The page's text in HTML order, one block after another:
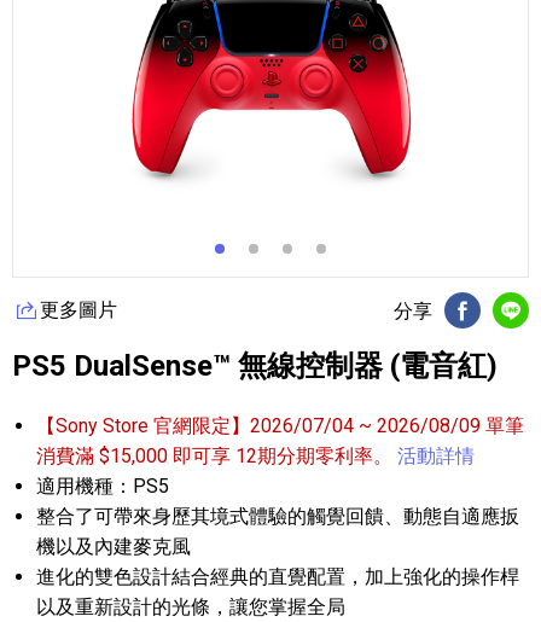
更多圖片 分享
FB分享
PS5 DualSense™ 無線控制器 (電音紅)
【Sony Store 官網限定】2026/07/04 ~ 2026/08/09 單筆
消費滿 $15,000 即可享 12期分期零利率。
活動詳情
適用機種：PS5
整合了可帶來身歷其境式體驗的觸覺回饋、動態自適應扳
機以及內建麥克風
進化的雙色設計結合經典的直覺配置，加上強化的操作桿
以及重新設計的光條，讓您掌握全局